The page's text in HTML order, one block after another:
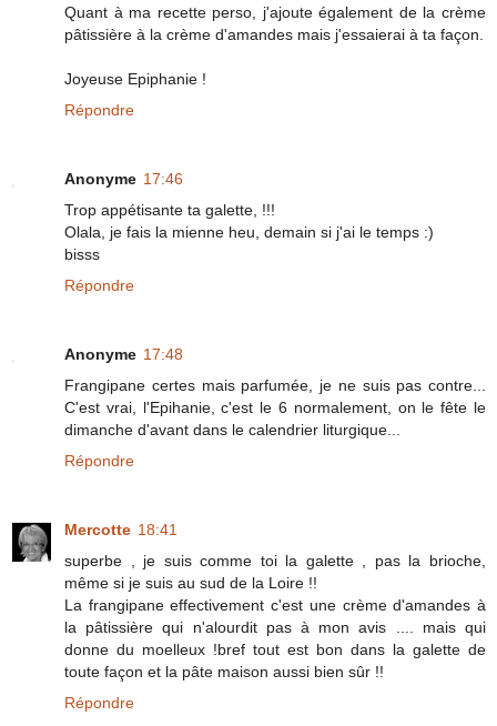
Quant à ma recette perso, j'ajoute également de la crème
pâtissière à la crème d'amandes mais j'essaierai à ta façon.
Joyeuse Epiphanie !
Répondre
Anonyme 17:46
Trop appétisante ta galette, !!!
Olala, je fais la mienne heu, demain si j'ai le temps :)
bisss
Répondre
Anonyme 17:48
Frangipane certes mais parfumée, je ne suis pas contre...
C'est vrai, l'Epihanie, c'est le 6 normalement, on le fête le
dimanche d'avant dans le calendrier liturgique...
Répondre
Mercotte 18:41
superbe , je suis comme toi la galette , pas la brioche,
même si je suis au sud de la Loire !!
La frangipane effectivement c'est une crème d'amandes à
la pâtissière qui n'alourdit pas à mon avis .... mais qui
donne du moelleux !bref tout est bon dans la galette de
toute façon et la pâte maison aussi bien sûr !!
Répondre